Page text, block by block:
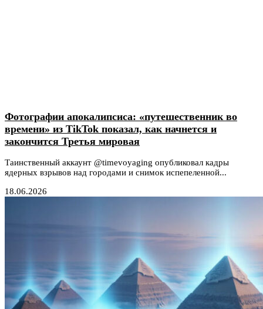
Фотографии апокалипсиса: «путешественник во
времени» из TikTok показал, как начнется и
закончится Третья мировая
Таинственный аккаунт @timevoyaging опубликовал кадры
ядерных взрывов над городами и снимок испепеленной...
18.06.2026